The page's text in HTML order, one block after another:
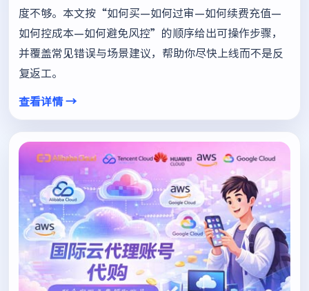
度不够。本文按“如何买—如何过审—如何续费充值—
如何控成本—如何避免风控”的顺序给出可操作步骤，
并覆盖常见错误与场景建议，帮助你尽快上线而不是反
复返工。
查看详情 →